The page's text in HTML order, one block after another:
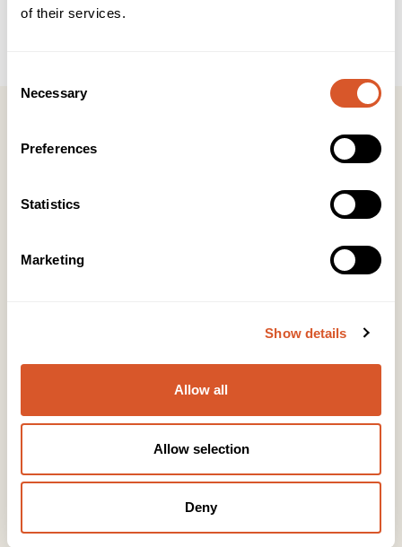
of their services.
Selection
Necessary
Preferences
Statistics
Marketing
Show details
Allow all
Allow selection
Deny
- Sekundærnote: lavendel
kundeservice@beautyproducts.no